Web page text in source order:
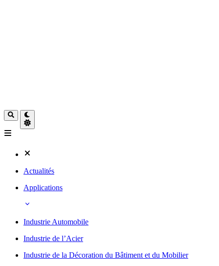
Actualités
Applications
Industrie Automobile
Industrie de l’Acier
Industrie de la Décoration du Bâtiment et du Mobilier